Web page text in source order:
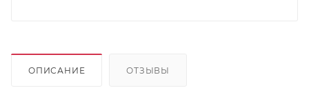
ОПИСАНИЕ ОТЗЫВЫ